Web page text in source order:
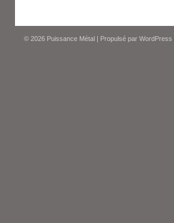
© 2026 Puissance Métal | Propulsé par WordPress